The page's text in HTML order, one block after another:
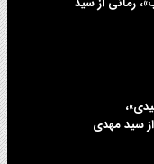
سید مهدی